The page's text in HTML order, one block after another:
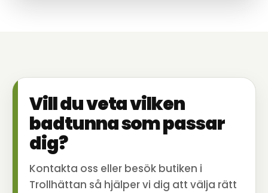
Vill du veta vilken
badtunna som passar
dig?
Kontakta oss eller besök butiken i
Trollhättan så hjälper vi dig att välja rätt